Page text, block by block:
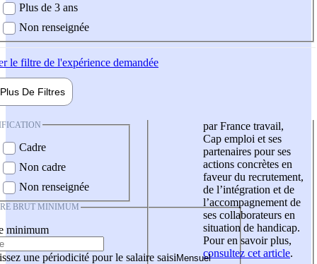
Plus de 3 ans
Non renseignée
le filtre de l'expérience demandée
Plus De Filtres
Cadre
Non cadre
Non renseignée
BRUT MINIMUM
minimum
une périodicité pour le salaire saisi
par France travail,
Cap emploi et ses
partenaires pour ses
actions concrètes en
faveur du recrutement,
de l’intégration et de
l’accompagnement de
ses collaborateurs en
situation de handicap.
Pour en savoir plus,
consultez cet article.